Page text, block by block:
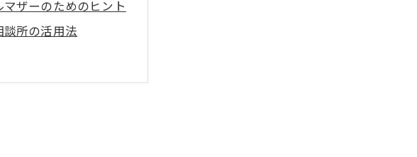
ザーのためのヒント
所の活用法
ンドセット
晴らしい旅に出よう